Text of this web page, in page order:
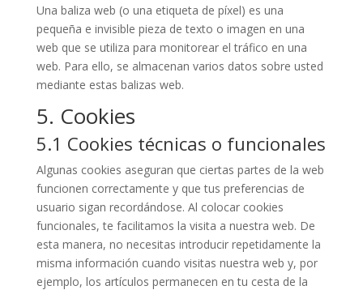
Una baliza web (o una etiqueta de píxel) es una
pequeña e invisible pieza de texto o imagen en una
web que se utiliza para monitorear el tráfico en una
web. Para ello, se almacenan varios datos sobre usted
mediante estas balizas web.
5. Cookies
5.1 Cookies técnicas o funcionales
Algunas cookies aseguran que ciertas partes de la web
funcionen correctamente y que tus preferencias de
usuario sigan recordándose. Al colocar cookies
funcionales, te facilitamos la visita a nuestra web. De
esta manera, no necesitas introducir repetidamente la
misma información cuando visitas nuestra web y, por
ejemplo, los artículos permanecen en tu cesta de la